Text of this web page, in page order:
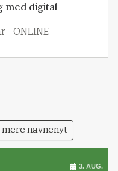
med digital
- ONLINE
mere navnenyt
3. AUG.